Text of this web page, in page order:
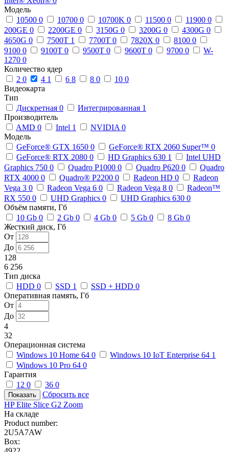
Модель
10500 0 10700 0 10700K 0 11500 0 11900 0
200GE 0 2200GE 0 3150G 0 3200G 0 4300G 0
4650G 0 7500T 1 7700T 0 7820X 0 8100 0
9100 0 9100T 0 9500T 0 9600T 0 9700 0
W-
1270 0
Количество ядер
2 0 4 1 6 8 8 0 10 0
Видеокарта
Тип
Дискретная 0 Интегрированная 1
Производитель
AMD 0 Intel 1 NVIDIA 0
Модель
GeForce® GTX 1650 0 GeForce® RTX 2060 Super™ 0
GeForce® RTX 2080 0 HD Graphics 630 1
Intel UHD
Graphics 750 0 Quadro P1000 0 Quadro P620 0
Quadro
RTX 4000 0 Quadro® P2200 0 Radeon HD 0
Radeon
Vega 3 0 Radeon Vega 6 0 Radeon Vega 8 0
Radeon™
RX 550 0 UHD Graphics 0 UHD Graphics 630 0
Объём памяти, Гб
10 Gb 0 2 Gb 0 4 Gb 0 5 Gb 0 8 Gb 0
Жесткий диск, Гб
От
До
128
6 256
Тип диска
HDD 0 SSD 1 SSD + HDD 0
Оперативная память, Гб
От
До
4
32
Операционная система
Windows 10 Home 64 0 Windows 10 IoT Enterprise 64 1
Windows 10 Pro 64 0
Гарантия
12 0 36 0
Сбросить все
HP Elite Slice G2 Zoom
На складе
Product number:
2U5A7AW
Box: